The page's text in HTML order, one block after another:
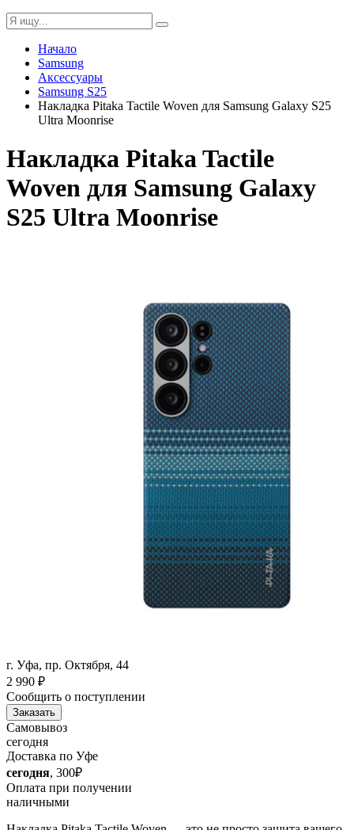
Начало
Samsung
Аксессуары
Samsung S25
Накладка Pitaka Tactile Woven для Samsung Galaxy S25
Ultra Moonrise
Накладка Pitaka Tactile
Woven для Samsung Galaxy
S25 Ultra Moonrise
г. Уфа, пр. Октября, 44
2 990 ₽
Сообщить о поступлении
Заказать
Самовывоз
сегодня
Доставка по Уфе
сегодня, 300₽
Оплата при получении
наличными